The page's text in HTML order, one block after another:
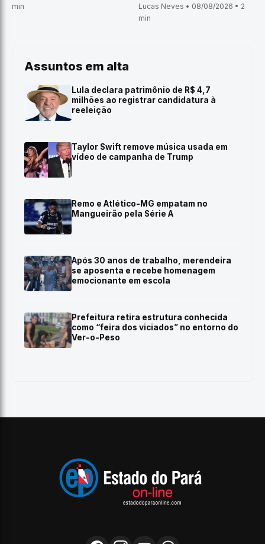
min
Lucas Neves • 08/08/2026 • 2
min
Assuntos em alta
Lula declara patrimônio de R$ 4,7
milhões ao registrar candidatura à
reeleição
Taylor Swift remove música usada em
vídeo de campanha de Trump
Remo e Atlético-MG empatam no
Mangueirão pela Série A
Após 30 anos de trabalho, merendeira
se aposenta e recebe homenagem
emocionante em escola
Prefeitura retira estrutura conhecida
como “feira dos viciados” no entorno do
Ver-o-Peso